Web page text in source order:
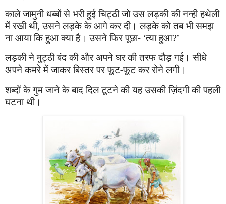
काले जामुनी धब्बों से भरी हुई चिट्ठी जो उस लड़की की नन्ही हथेली
में रखी थी,उसने लड़के के आगे कर दी। लड़के को तब भी समझ
ना आया कि हुआ क्या है। उसने फिर पूछा- ‘त्या हुआ?’
लड़की ने मुट्ठी बंद की और अपने घर की तरफ दौड़ गई। सीधे
अपने कमरे में जाकर बिस्तर पर फूट-फूट कर रोने लगी।
शब्दों के गुम जाने के बाद दिल टूटने की यह उसकी ज़िंदगी की पहली
घटना थी।